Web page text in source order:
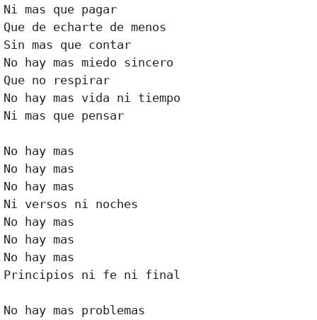
Ni mas que pagar
Que de echarte de menos
Sin mas que contar
No hay mas miedo sincero
Que no respirar
No hay mas vida ni tiempo
Ni mas que pensar
No hay mas
No hay mas
No hay mas
Ni versos ni noches
No hay mas
No hay mas
No hay mas
Principios ni fe ni final
No hay mas problemas